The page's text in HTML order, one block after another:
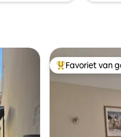
Topfavoriet van
Favoriet van